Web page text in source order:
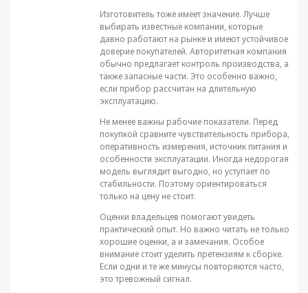
Изготовитель тоже имеет значение. Лучше
выбирать известные компании, которые
давно работают на рынке и имеют устойчивое
доверие покупателей. Авторитетная компания
обычно предлагает контроль производства, а
также запасные части. Это особенно важно,
если прибор рассчитан на длительную
эксплуатацию.
Не менее важны рабочие показатели. Перед
покупкой сравните чувствительность прибора,
оперативность измерения, источник питания и
особенности эксплуатации. Иногда недорогая
модель выглядит выгодно, но уступает по
стабильности. Поэтому ориентироваться
только на цену не стоит.
Оценки владельцев помогают увидеть
практический опыт. Но важно читать не только
хорошие оценки, а и замечания. Особое
внимание стоит уделить претензиям к сборке.
Если одни и те же минусы повторяются часто,
это тревожный сигнал.